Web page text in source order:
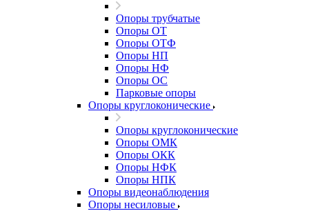
Опоры трубчатые
Опоры ОТ
Опоры ОТФ
Опоры НП
Опоры НФ
Опоры ОС
Парковые опоры
Опоры круглоконические
Опоры круглоконические
Опоры ОМК
Опоры ОКК
Опоры НФК
Опоры НПК
Опоры видеонаблюдения
Опоры несиловые